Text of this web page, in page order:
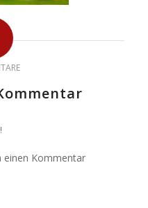
Kommentar